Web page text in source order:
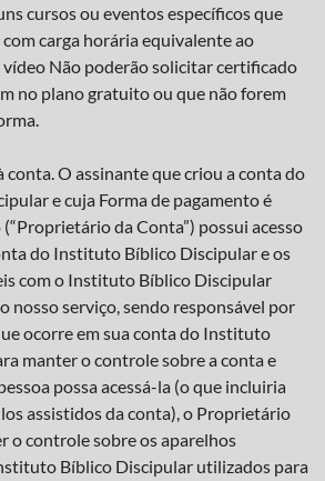
cursos ou eventos específicos que
carga horária equivalente ao
vídeo Não poderão solicitar certificado
no plano gratuito ou que não forem
conta. O assinante que criou a conta do
e cuja Forma de pagamento é
da Conta”) possui acesso
do Instituto Bíblico Discipular e os
com o Instituto Bíblico Discipular
nosso serviço, sendo responsável por
ocorre em sua conta do Instituto
manter o controle sobre a conta e
possa acessá-la (o que incluiria
assistidos da conta), o Proprietário
o controle sobre os aparelhos
Bíblico Discipular utilizados para